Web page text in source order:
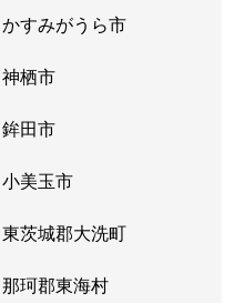
かすみがうら市
神栖市
鉾田市
小美玉市
東茨城郡大洗町
那珂郡東海村